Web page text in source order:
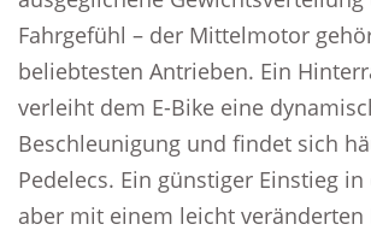
Fahrgefühl – der Mittelmotor
beliebtesten Antrieben. Ein
verleiht dem E-Bike eine
Beschleunigung und findet sich
Pedelecs. Ein günstiger Einstieg
aber mit einem leicht veränderten